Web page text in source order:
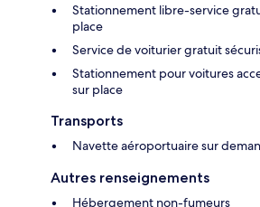
Stationnement libre-service
place
Service de voiturier gratuit
Stationnement pour voitures
sur place
Transports
Navette aéroportuaire sur
Autres renseignements
Hébergement non-fumeurs